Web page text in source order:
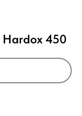
Hardox 450